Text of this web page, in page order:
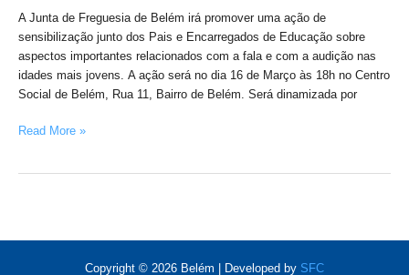
A Junta de Freguesia de Belém irá promover uma ação de
sensibilização junto dos Pais e Encarregados de Educação sobre
aspectos importantes relacionados com a fala e com a audição nas
idades mais jovens. A ação será no dia 16 de Março às 18h no Centro
Social de Belém, Rua 11, Bairro de Belém. Será dinamizada por
e
Falar
–
Como
Cuidar”
Read More »
Copyright © 2026 Belém | Developed by SFC